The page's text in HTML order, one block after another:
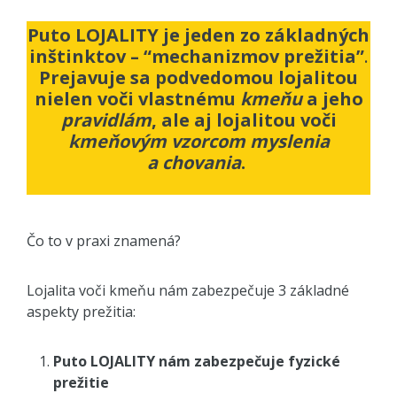
Puto LOJALITY je jeden zo základných
inštinktov – “mechanizmov prežitia”.
Prejavuje sa podvedomou lojalitou
nielen voči vlastnému kmeňua jeho
pravidlám, ale aj lojalitou voči
kmeňovým vzorcom myslenia
a chovania.
Čo to v praxi znamená?
Lojalita voči kmeňu nám zabezpečuje 3 základné
aspekty prežitia:
Puto LOJALITY nám zabezpečuje fyzické
prežitie